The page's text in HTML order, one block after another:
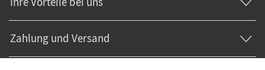
Zahlung und Versand